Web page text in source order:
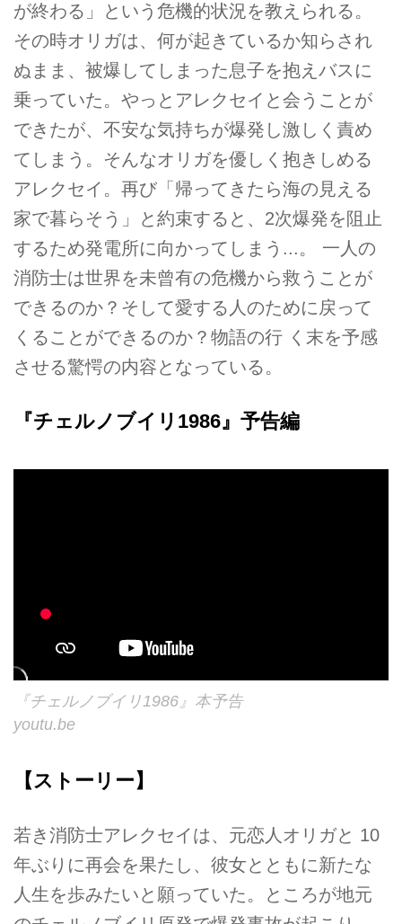
が終わる」という危機的状況を教えられる。
その時オリガは、何が起きているか知らされ
ぬまま、被爆してしまった息子を抱えバスに
乗っていた。やっとアレクセイと会うことが
できたが、不安な気持ちが爆発し激しく責め
てしまう。そんなオリガを優しく抱きしめる
アレクセイ。再び「帰ってきたら海の見える
家で暮らそう」と約束すると、2次爆発を阻止
するため発電所に向かってしまう...。 一人の
消防士は世界を未曾有の危機から救うことが
できるのか？そして愛する人のために戻って
くることができるのか？物語の行 く末を予感
させる驚愕の内容となっている。
『チェルノブイリ1986』予告編
『チェルノブイリ1986』本予告
youtu.be
【ストーリー】
若き消防士アレクセイは、元恋人オリガと 10
年ぶりに再会を果たし、彼女とともに新たな
人生を歩みたいと願っていた。ところが地元